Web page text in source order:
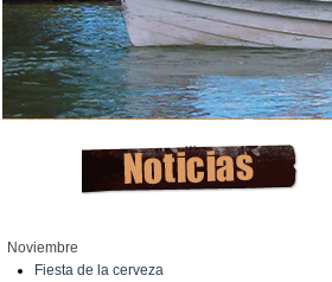
Noviembre
Fiesta de la cerveza